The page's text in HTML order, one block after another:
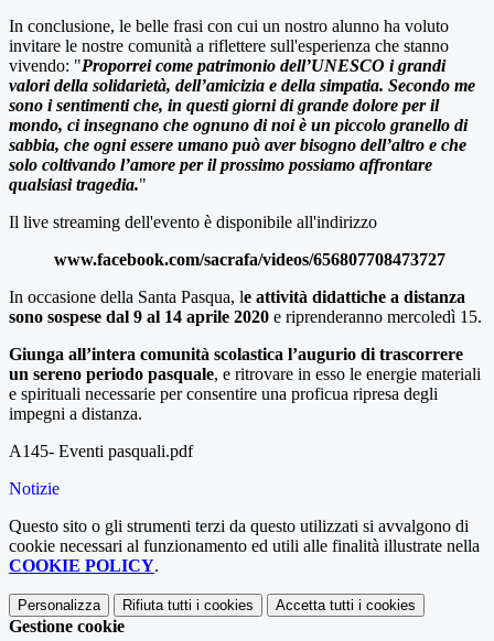
In conclusione, le belle frasi con cui un nostro alunno ha voluto
invitare le nostre comunità a riflettere sull'esperienza che stanno
vivendo: "Proporrei come patrimonio dell’UNESCO i grandi
valori della solidarietà, dell’amicizia e della simpatia. Secondo me
sono i sentimenti che, in questi giorni di grande dolore per il
mondo, ci insegnano che ognuno di noi è un piccolo granello di
sabbia, che ogni essere umano può aver bisogno dell’altro e che
solo coltivando l’amore per il prossimo possiamo affrontare
qualsiasi tragedia."
Il live streaming dell'evento è disponibile all'indirizzo
www.facebook.com/sacrafa/videos/656807708473727
In occasione della Santa Pasqua, le attività didattiche a distanza
sono sospese dal 9 al 14 aprile 2020 e riprenderanno mercoledì 15.
Giunga all’intera comunità scolastica l’augurio di trascorrere
un sereno periodo pasquale, e ritrovare in esso le energie materiali
e spirituali necessarie per consentire una proficua ripresa degli
impegni a distanza.
A145- Eventi pasquali.pdf
Notizie
Questo sito o gli strumenti terzi da questo utilizzati si avvalgono di
cookie necessari al funzionamento ed utili alle finalità illustrate nella
COOKIE POLICY.
Personalizza Rifiuta tutti i cookies Accetta tutti i cookies
Gestione cookie